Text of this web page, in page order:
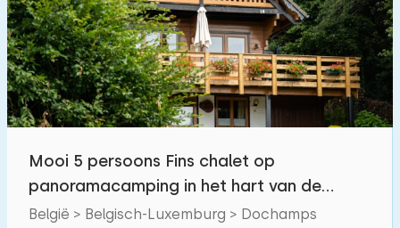
Mooi 5 persoons Fins chalet op
panoramacamping in het hart van de
Ardennen
België > Belgisch-Luxemburg > Dochamps